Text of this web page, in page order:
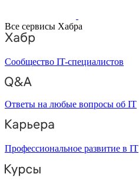
Все сервисы Хабра
Сообщество IT-специалистов
Ответы на любые вопросы об IT
Профессиональное развитие в IT